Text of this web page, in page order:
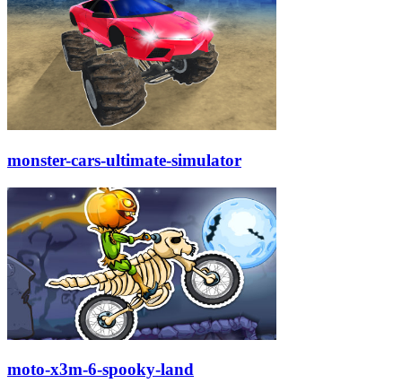
monster-cars-ultimate-simulator
moto-x3m-6-spooky-land